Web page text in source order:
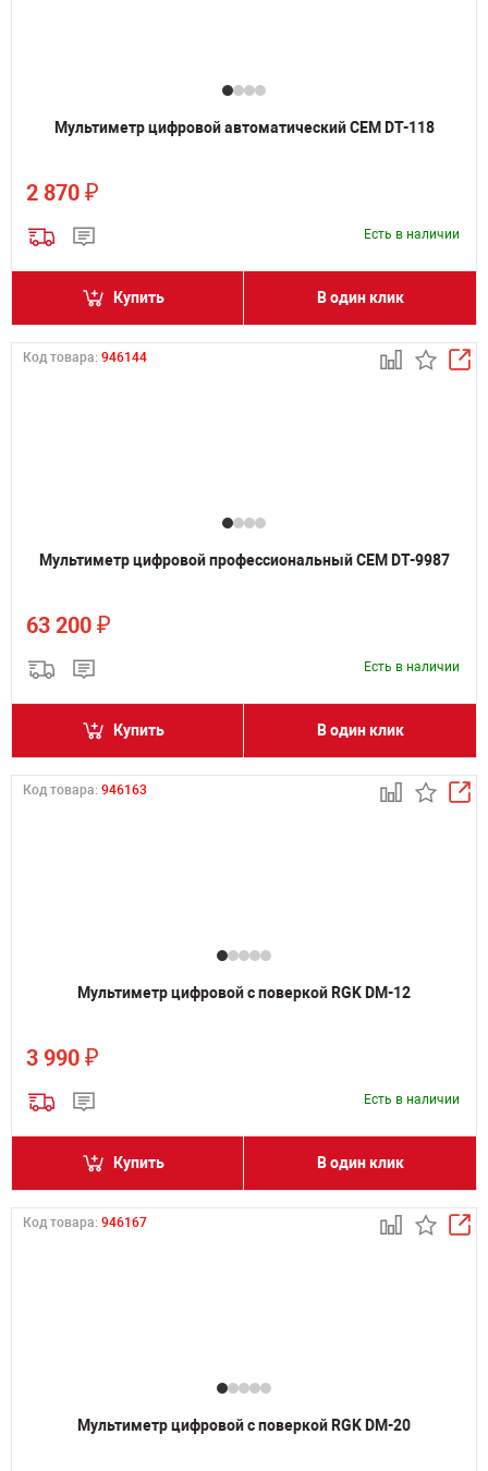
Мультиметр цифровой автоматический CEM DT-118
2 870 ₽
Есть в наличии
Купить В один клик
Код товара: 946144
Мультиметр цифровой профессиональный CEM DT-9987
63 200 ₽
Есть в наличии
Купить В один клик
Код товара: 946163
Мультиметр цифровой с поверкой RGK DM-12
3 990 ₽
Есть в наличии
Купить В один клик
Код товара: 946167
Мультиметр цифровой с поверкой RGK DM-20